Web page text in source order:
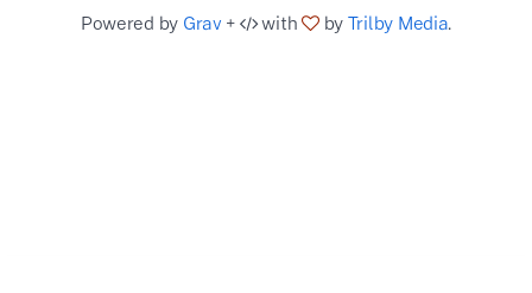
Powered by Grav + with by Trilby Media.